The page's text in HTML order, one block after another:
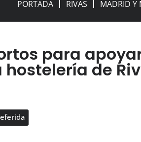
PORTADA RIVAS MADRID Y
para
de